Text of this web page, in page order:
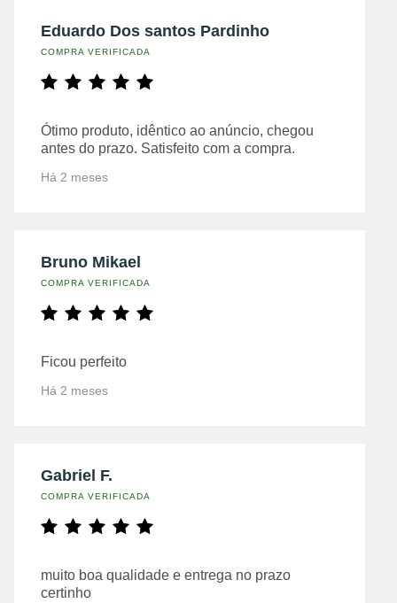
Eduardo Dos santos Pardinho
COMPRA VERIFICADA
Ótimo produto, idêntico ao anúncio, chegou
antes do prazo. Satisfeito com a compra.
Há 2 meses
Bruno Mikael
COMPRA VERIFICADA
Ficou perfeito
Há 2 meses
Gabriel F.
COMPRA VERIFICADA
muito boa qualidade e entrega no prazo
certinho